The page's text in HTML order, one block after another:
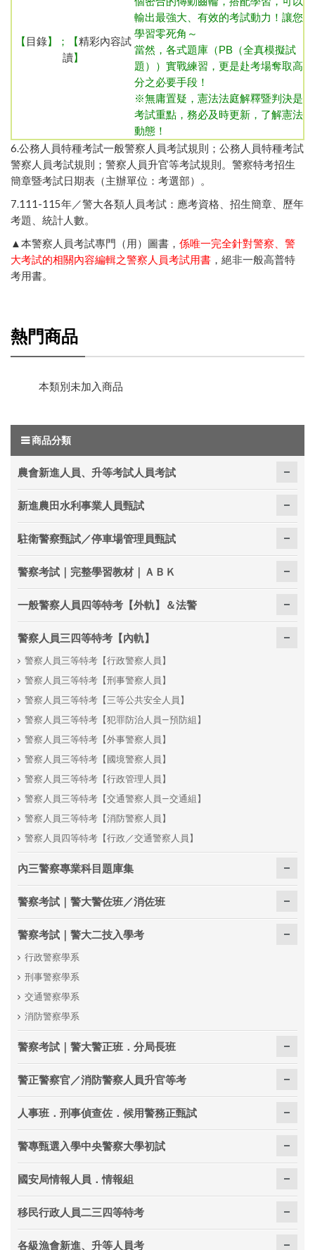
【 目錄】；【精彩內容試
讀】
輸出最強大、有效的考試動力！讓您
學習零死角～
當然，各式題庫（PB（全真模擬試
題））實戰練習，更是赴考場奪取高
分之必要手段！
※無庸置疑，憲法法庭解釋暨判決是
考試重點，務必及時更新，了解憲法
動態！
6.公務人員特種考試一般警察人員考試規則 ； 公務人員特種考試
警察人員考試規則 ； 警察人員升官等考試規則 。 警察特考招生
簡章暨考試日期表（主辦單位：考選部）
。
7.111-115年／警大各類人員考試：應考資格、招生簡章、歷年
考題、統計人數。
▲本警察人員考試專門（用）圖書， 係唯一完全針對警察、警
大考試的相關內容編輯之警察人員考試用書 ，絕非一般高普特
考用書。
熱門商品
本類別未加入商品
商品分類
農會新進人員、升等考試人員考試
新進農田水利事業人員甄試
駐衛警察甄試／停車場管理員甄試
警察考試｜完整學習教材｜ＡＢＫ
一般警察人員四等特考【外軌】＆法警
警察人員三四等特考【內軌】
警察人員三等特考【行政警察人員】
警察人員三等特考【刑事警察人員】
警察人員三等特考【三等公共安全人員】
警察人員三等特考【犯罪防治人員—預防組】
警察人員三等特考【外事警察人員】
警察人員三等特考【國境警察人員】
警察人員三等特考【行政管理人員】
警察人員三等特考【交通警察人員—交通組】
警察人員三等特考【消防警察人員】
警察人員四等特考【行政／交通警察人員】
內三警察專業科目題庫集
警察考試｜警大警佐班／消佐班
警察考試｜警大二技入學考
行政警察學系
刑事警察學系
交通警察學系
消防警察學系
警察考試｜警大警正班．分局長班
警正警察官／消防警察人員升官等考
人事班．刑事偵查佐．候用警務正甄試
警專甄選入學中央警察大學初試
國安局情報人員．情報組
移民行政人員二三四等特考
各級漁會新進、升等人員考